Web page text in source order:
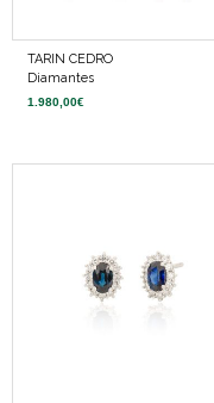
TARIN CEDRO
Diamantes
1.980,00€